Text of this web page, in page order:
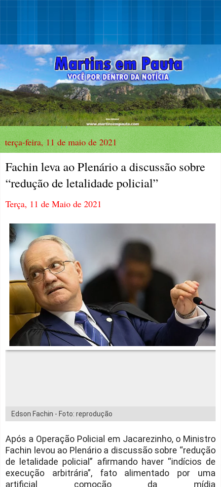
terça-feira, 11 de maio de 2021
Fachin leva ao Plenário a discussão sobre
“redução de letalidade policial”
Terça, 11 de Maio de 2021
Edson Fachin - Foto: reprodução
Após a Operação Policial em Jacarezinho, o Ministro
Fachin levou ao Plenário a discussão sobre “redução
de letalidade policial” afirmando haver “indícios de
execução arbitrária”, fato alimentado por uma
artificial comoção da mídia